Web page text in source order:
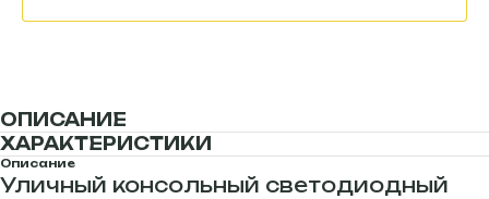
ОПИСАНИЕ
ХАРАКТЕРИСТИКИ
Описание
Уличный консольный светодиодный